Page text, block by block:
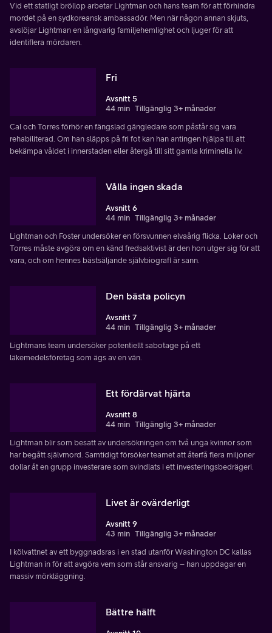
Vid ett statligt bröllop arbetar Lightman och hans team för att förhindra
mordet på en sydkoreansk ambassadör. Men när någon annan skjuts,
avslöjar Lightman en långvarig familjehemlighet och ljuger för att
identifiera mördaren.
Fri
Avsnitt 5
44 min Tillgänglig 3+ månader
Cal och Torres förhör en fängslad gängledare som påstår sig vara
rehabiliterad. Om han släpps på fri fot kan han antingen hjälpa till att
bekämpa våldet i innerstaden eller återgå till sitt gamla kriminella liv.
Vålla ingen skada
Avsnitt 6
44 min Tillgänglig 3+ månader
Lightman och Foster undersöker en försvunnen elvaårig flicka. Loker och
Torres måste avgöra om en känd fredsaktivist är den hon utger sig för att
vara, och om hennes bästsäljande självbiografi är sann.
Den bästa policyn
Avsnitt 7
44 min Tillgänglig 3+ månader
Lightmans team undersöker potentiellt sabotage på ett
läkemedelsföretag som ägs av en vän.
Ett fördärvat hjärta
Avsnitt 8
44 min Tillgänglig 3+ månader
Lightman blir som besatt av undersökningen om två unga kvinnor som
har begått självmord. Samtidigt försöker teamet att återfå flera miljoner
dollar åt en grupp investerare som svindlats i ett investeringsbedrägeri.
Livet är ovärderligt
Avsnitt 9
43 min Tillgänglig 3+ månader
I kölvattnet av ett byggnadsras i en stad utanför Washington DC kallas
Lightman in för att avgöra vem som står ansvarig – han uppdagar en
massiv mörkläggning.
Bättre hälft